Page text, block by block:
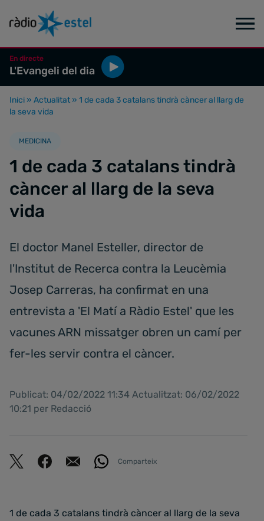
En directe
L'Evangeli del dia
Inici » Actualitat » 1 de cada 3 catalans tindrà càncer al llarg de
la seva vida
MEDICINA
1 de cada 3 catalans tindrà
càncer al llarg de la seva
vida
El doctor Manel Esteller, director de
l'Institut de Recerca contra la Leucèmia
Josep Carreras, ha confirmat en una
entrevista a 'El Matí a Ràdio Estel' que les
vacunes ARN missatger obren un camí per
fer-les servir contra el càncer.
Publicat: 04/02/2022 11:34 Actualitzat: 06/02/2022
10:21 per Redacció
Comparteix
1 de cada 3 catalans tindrà càncer al llarg de la seva